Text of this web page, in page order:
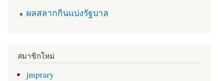
ผลสลากกินแบ่งรัฐบาล
สมาชิกใหม่
jmprary